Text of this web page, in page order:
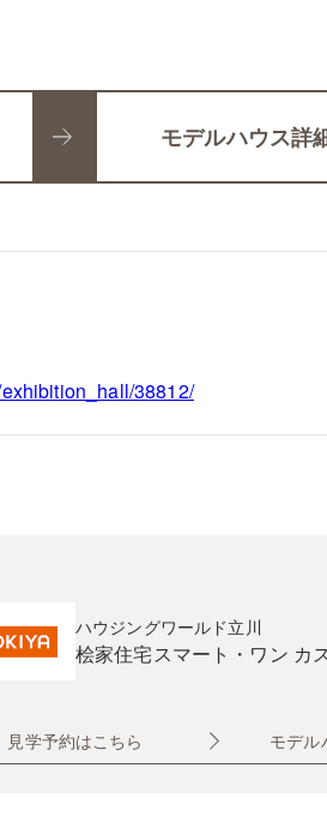
モデルハウス詳
38812/
ハウジングワールド立川
桧家住宅スマート・ワン カ
見学予約はこちら モデル